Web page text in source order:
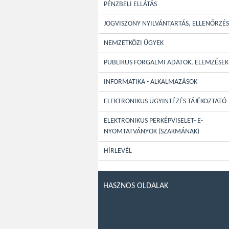
PÉNZBELI ELLÁTÁS
JOGVISZONY NYILVÁNTARTÁS, ELLENŐRZÉS
NEMZETKÖZI ÜGYEK
PUBLIKUS FORGALMI ADATOK, ELEMZÉSEK
INFORMATIKA - ALKALMAZÁSOK
ELEKTRONIKUS ÜGYINTÉZÉS TÁJÉKOZTATÓ
ELEKTRONIKUS PERKÉPVISELET- E-
NYOMTATVÁNYOK (SZAKMÁNAK)
HÍRLEVÉL
HASZNOS OLDALAK